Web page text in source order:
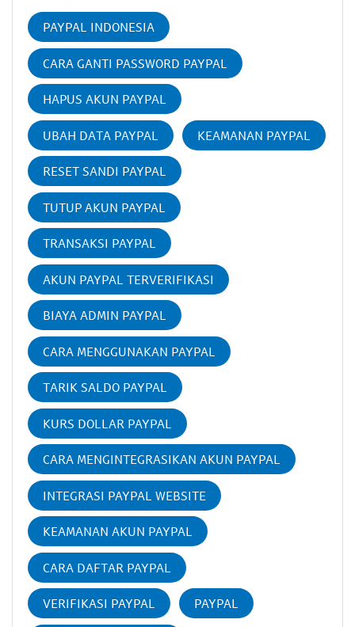
PAYPAL INDONESIA
CARA GANTI PASSWORD PAYPAL
HAPUS AKUN PAYPAL
UBAH DATA PAYPAL KEAMANAN PAYPAL
RESET SANDI PAYPAL
TUTUP AKUN PAYPAL
TRANSAKSI PAYPAL
AKUN PAYPAL TERVERIFIKASI
BIAYA ADMIN PAYPAL
CARA MENGGUNAKAN PAYPAL
TARIK SALDO PAYPAL
KURS DOLLAR PAYPAL
CARA MENGINTEGRASIKAN AKUN PAYPAL
INTEGRASI PAYPAL WEBSITE
KEAMANAN AKUN PAYPAL
CARA DAFTAR PAYPAL
VERIFIKASI PAYPAL PAYPAL